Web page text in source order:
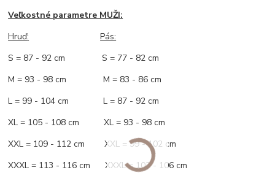
Veľkostné parametre MUŽI:
Hruď:
Pás:
S = 87 - 92 cm S = 77 - 82 cm
M = 93 - 98 cm M = 83 - 86 cm
L = 99 - 104 cm L = 87 - 92 cm
XL = 105 - 108 cm XL = 93 - 98 cm
XXL = 109 - 112 cm XXL = 99 - 102 cm
XXXL = 113 - 116 cm XXXL = 103 - 106 cm